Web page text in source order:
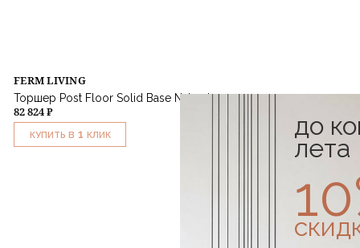
FERM LIVING
Торшер Post Floor Solid Base Natural
82 824 ₽
КУПИТЬ В 1 КЛИК до
лета